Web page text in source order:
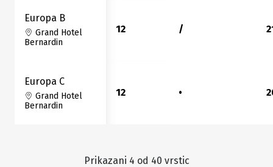
Europa B
Grand Hotel
Bernardin
12 /
Europa C
Grand Hotel
Bernardin
12 •
Prikazani 4 od 40 vrstic